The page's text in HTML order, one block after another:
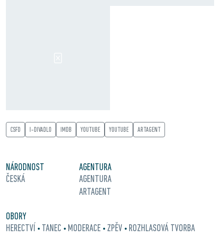
CSFD I-DIVADLO IMDB YOUTUBE YOUTUBE ARTAGENT
NÁRODNOST
ČESKÁ
AGENTURA
AGENTURA
ARTAGENT
OBORY
HERECTVÍ • TANEC • MODERACE • ZPĚV • ROZHLASOVÁ TVORBA